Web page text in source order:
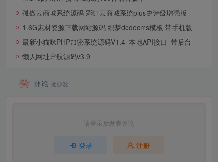
孤傲云商城系统源码 彩虹云商城系统plus史诗级增强版
1.6G素材资源下载网站源码 织梦dedecms模板 带手机版
最新小猫咪PHP加密系统源码V1.4_本地API接口_带后台
懒人网址导航源码v3.9
评论 抢沙发
请登录后发表评论
登录 注册